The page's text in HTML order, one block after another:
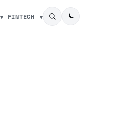
FINTECH